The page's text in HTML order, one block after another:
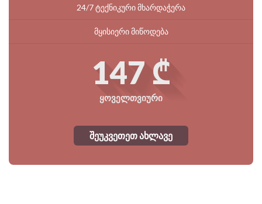
24/7 ტექნიკური მხარდაჭერა
მყისიერი მიწოდება
147 ₾
ყოველთვიური
შეუკვეთეთ ახლავე